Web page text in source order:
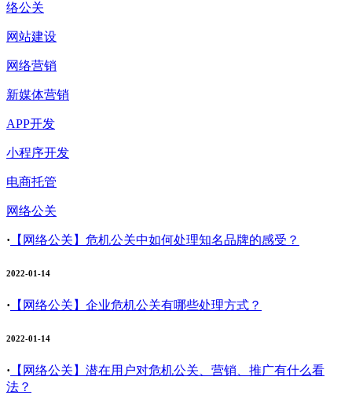
络公关
网站建设
网络营销
新媒体营销
APP开发
小程序开发
电商托管
网络公关
· 【网络公关】 危机公关中如何处理知名品牌的感受？
2022-01-14
· 【网络公关】 企业危机公关有哪些处理方式？
2022-01-14
· 【网络公关】 潜在用户对危机公关、营销、推广有什么看
法？